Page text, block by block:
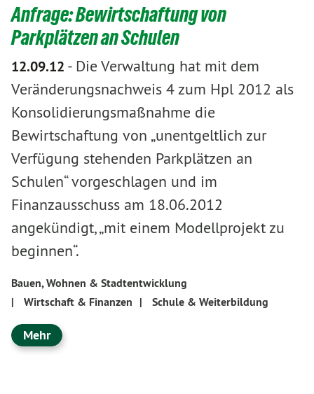
Anfrage: Bewirtschaftung von
Parkplätzen an Schulen
12.09.12 - Die Verwaltung hat mit dem
Veränderungsnachweis 4 zum Hpl 2012 als
Konsolidierungsmaßnahme die
Bewirtschaftung von „unentgeltlich zur
Verfügung stehenden Parkplätzen an
Schulen“ vorgeschlagen und im
Finanzausschuss am 18.06.2012
angekündigt, „mit einem Modellprojekt zu
beginnen“.
Bauen, Wohnen & Stadtentwicklung
|
Wirtschaft & Finanzen | Schule & Weiterbildung
Mehr